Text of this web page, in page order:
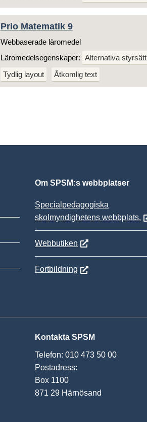
Prio Matematik 9
Webbaserade läromedel
Läromedelsegenskaper: Alternativa styrsätt
Tydlig layout
Åtkomlig text
Om SPSM:s webbplatser
Specialpedagogiska
skolmyndighetens webbplats.
Webbutiken
Fortbildning
Kontakta SPSM
Telefon: 010 473 50 00
Postadress:
Box 1100
871 29 Härnösand